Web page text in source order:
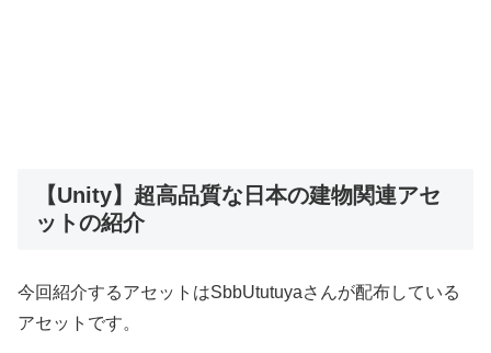
【Unity】超高品質な日本の建物関連アセ
ットの紹介
今回紹介するアセットはSbbUtutuyaさんが配布している
アセットです。